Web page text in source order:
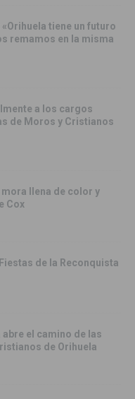
tiene un futuro
remamos en la misma
a los cargos
de Moros y Cristianos
mora llena de color y
Cox
de la Reconquista
abre el camino de las
de Orihuela